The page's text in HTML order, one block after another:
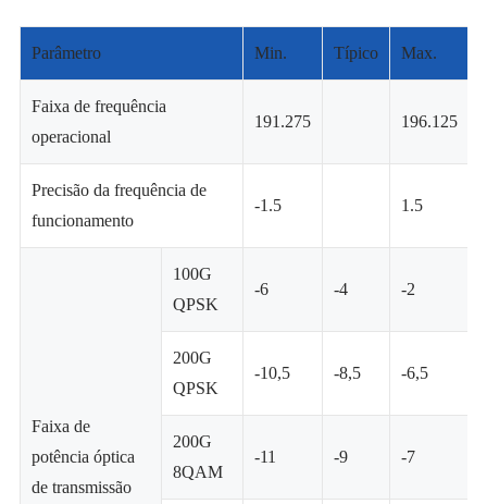
Parâmetro Min. Típico Max.
Faixa de frequência
operacional
191.275 196.125
Precisão da frequência de
funcionamento
-1.5 1.5
Faixa de
potência óptica
de transmissão
100G
QPSK
-6 -4 -2
200G
QPSK
-10,5 -8,5 -6,5
200G
8QAM
-11 -9 -7